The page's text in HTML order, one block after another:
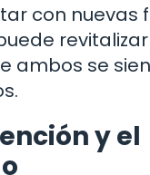
con nuevas
ambos se
y el